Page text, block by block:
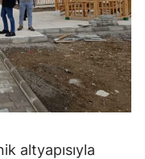
Konya
Kütahya
Malatya
Manisa
altyapısıyla